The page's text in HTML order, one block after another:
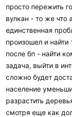
просто пережить
вулкан - то же что
единственная
произошел и найти
после бп - найти
задача, выйти в
сложно будет
население
разрастить
смотря еще как